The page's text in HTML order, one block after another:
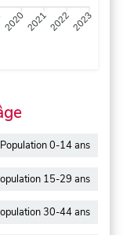
2020202120222023
Population 0-14 ans
15-29 ans
30-44 ans